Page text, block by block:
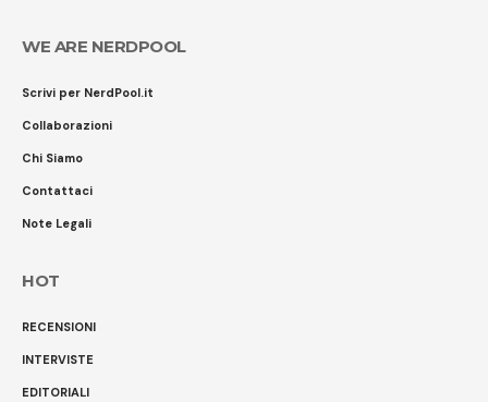
WE ARE NERDPOOL
Scrivi per NerdPool.it
Collaborazioni
Chi Siamo
Contattaci
Note Legali
HOT
RECENSIONI
INTERVISTE
EDITORIALI